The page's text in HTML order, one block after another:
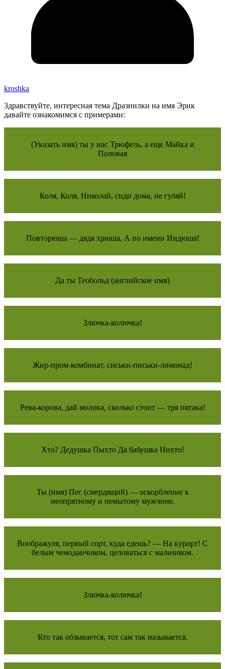
kroshka
Здравствуйте, интересная тема Дразнилки на имя Эрик
давайте ознакомимся с примерами:
(Указать имя) ты у нас Трюфель, а еще Майка и
Половая
Коля, Коля, Николай, сиди дома, не гуляй!
Повторюша — дядя хрюша, А по имени Индюша!
Да ты Теобольд (английское имя)
Злючка-колючка!
Жир-пром-комбинат, сиськи-письки-лимонад!
Рeва-корова, дай молока, сколько стоит — тря пятака!
Хто? Дедушка Пыхто Да бабушка Нихто!
Ты (имя) Пес (смердящий) — оскорбление к
неопрятному и немытому мужчине.
Воображуля, первый сорт, куда едешь? — На курорт! С
белым чемоданчиком, целоваться с мальчиком.
Злючка-колючка!
Кто так обзывается, тот сам так называется.